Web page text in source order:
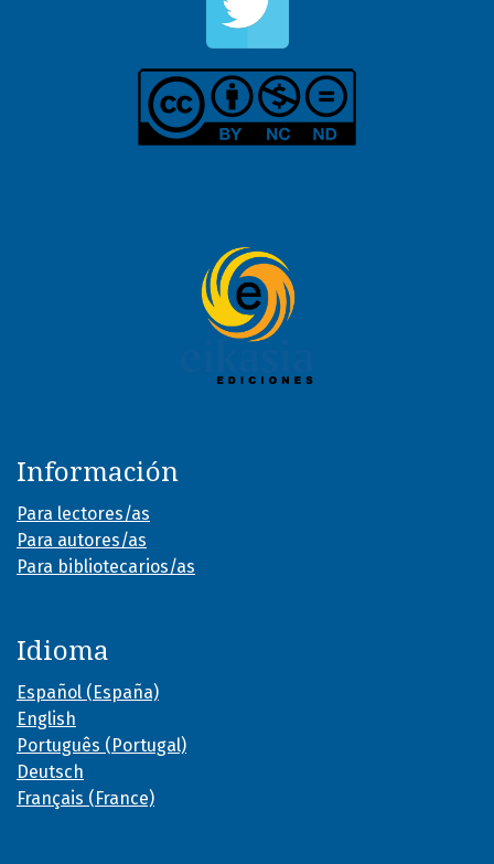
Información
Para lectores/as
Para autores/as
Para bibliotecarios/as
Idioma
Español (España)
English
Português (Portugal)
Deutsch
Français (France)